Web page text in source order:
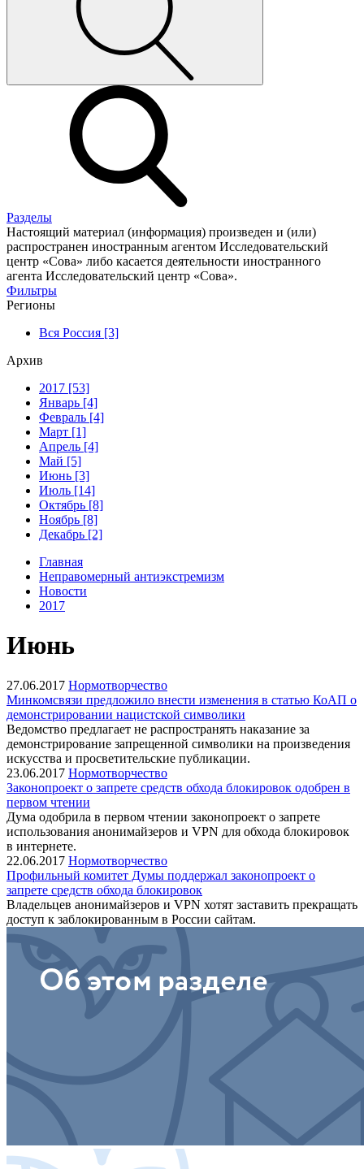
Разделы
Настоящий материал (информация) произведен и (или)
распространен иностранным агентом Исследовательский
центр «Сова» либо касается деятельности иностранного
агента Исследовательский центр «Сова».
Фильтры
Регионы
Вся Россия [3]
Архив
2017 [53]
Январь [4]
Февраль [4]
Март [1]
Апрель [4]
Май [5]
Июнь [3]
Июль [14]
Октябрь [8]
Ноябрь [8]
Декабрь [2]
Главная
Неправомерный антиэкстремизм
Новости
2017
Июнь
27.06.2017 Нормотворчество
Минкомсвязи предложило внести изменения в статью КоАП о
демонстрировании нацистской символики
Ведомство предлагает не распространять наказание за
демонстрирование запрещенной символики на произведения
искусства и просветительские публикации.
23.06.2017 Нормотворчество
Законопроект о запрете средств обхода блокировок одобрен в
первом чтении
Дума одобрила в первом чтении законопроект о запрете
использования анонимайзеров и VPN для обхода блокировок
в интернете.
22.06.2017 Нормотворчество
Профильный комитет Думы поддержал законопроект о
запрете средств обхода блокировок
Владельцев анонимайзеров и VPN хотят заставить прекращать
доступ к заблокированным в России сайтам.